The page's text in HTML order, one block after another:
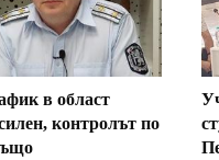
в област
контролът по